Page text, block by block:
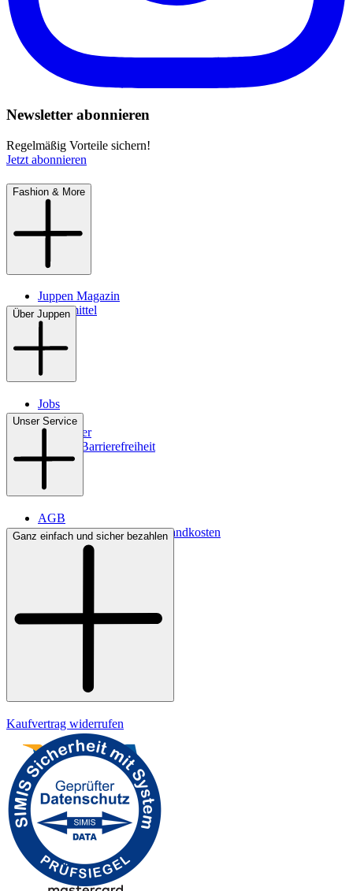
Newsletter abonnieren
Regelmäßig Vorteile sichern!
Jetzt abonnieren
Fashion & More
Juppen Magazin
Pflegemittel
Über Juppen
Jobs
Filialen
Newsletter
Digitale Barrierefreiheit
Unser Service
AGB
Lieferbedingungen & Versandkosten
Bezahlung
Ganz einfach und sicher bezahlen
Kaufvertrag widerrufen